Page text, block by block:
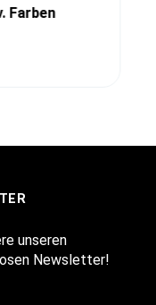
Farben
unseren
Newsletter!